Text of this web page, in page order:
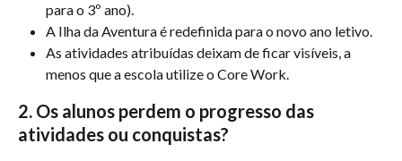
para o 3º ano).
A Ilha da Aventura é redefinida para o novo ano letivo.
As atividades atribuídas deixam de ficar visíveis, a
menos que a escola utilize o Core Work.
2. Os alunos perdem o progresso das
atividades ou conquistas?